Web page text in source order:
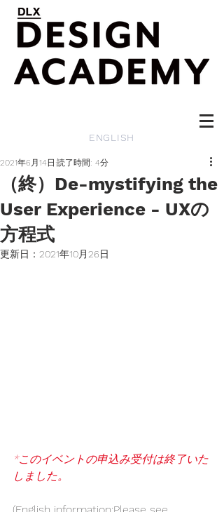
ENGLISH
（終）De-mystifying the
User Experience - UXの
方程式
2021年6月14日 読了時間: 4分
更新日： 2021年10月26日
*このイベントの申込み受付は終了いた
しました。